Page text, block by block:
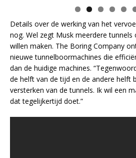
Details over de werking van het
nog. Wel zegt Musk meerdere
willen maken. The Boring Company
nieuwe tunnelboormachines die
dan de huidige machines.
de helft van de tijd en de andere helft
versterken van de tunnels. Ik wil een
dat tegelijkertijd doet.”